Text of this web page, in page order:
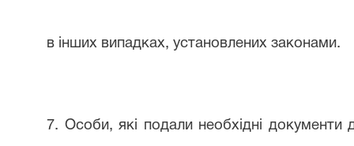
в інших випадках, установлених законами.
7. Особи, які подали необхідні документи